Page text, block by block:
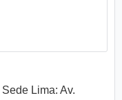
Sede Lima: Av.